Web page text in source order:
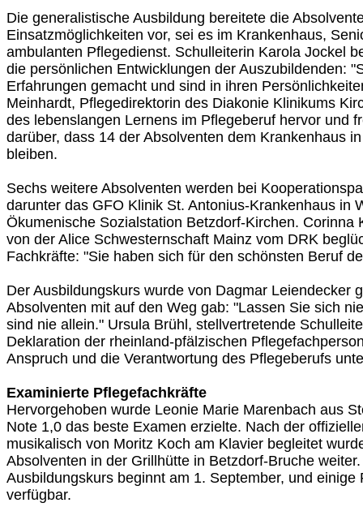
Die generalistische Ausbildung bereitete die
Einsatzmöglichkeiten vor, sei es im Krankenhaus,
ambulanten Pflegedienst. Schulleiterin Karola Jockel
die persönlichen Entwicklungen der Auszubildenden:
Erfahrungen gemacht und sind in ihren
Meinhardt, Pflegedirektorin des Diakonie Klinikums
des lebenslangen Lernens im Pflegeberuf hervor und
darüber, dass 14 der Absolventen dem Krankenhaus
bleiben.
Sechs weitere Absolventen werden bei
darunter das GFO Klinik St. Antonius-Krankenhaus in
Ökumenische Sozialstation Betzdorf-Kirchen. Corinna
von der Alice Schwesternschaft Mainz vom DRK
Fachkräfte: "Sie haben sich für den schönsten Beruf
Der Ausbildungskurs wurde von Dagmar Leiendecker
Absolventen mit auf den Weg gab: "Lassen Sie sich
sind nie allein." Ursula Brühl, stellvertretende
Deklaration der rheinland-pfälzischen
Anspruch und die Verantwortung des Pflegeberufs
Examinierte Pflegefachkräfte
Hervorgehoben wurde Leonie Marie Marenbach aus
Note 1,0 das beste Examen erzielte. Nach der
musikalisch von Moritz Koch am Klavier begleitet
Absolventen in der Grillhütte in Betzdorf-Bruche
Ausbildungskurs beginnt am 1. September, und einige
verfügbar.